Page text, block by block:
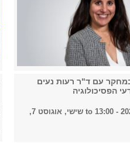
עם ד"ר רעות נעים
הפסיכולוגיה
שישי, אוגוסט 7,